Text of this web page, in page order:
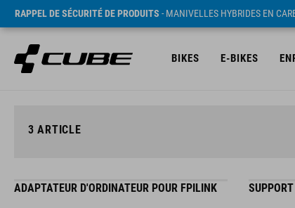
RAPPEL DE SÉCURITÉ DE PRODUITS - MANIVELLES HYBRIDES EN
BIKES E-BIKES
3 ARTICLE
ADAPTATEUR D'ORDINATEUR POUR FPILINK